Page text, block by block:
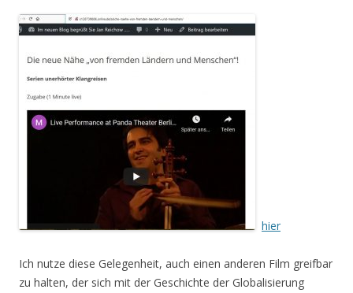
hier
Ich nutze diese Gelegenheit, auch einen anderen Film greifbar
zu halten, der sich mit der Geschichte der Globalisierung